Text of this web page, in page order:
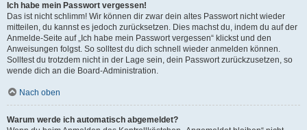
Ich habe mein Passwort vergessen!
Das ist nicht schlimm! Wir können dir zwar dein altes Passwort nicht wieder
mitteilen, du kannst es jedoch zurücksetzen. Dies machst du, indem du auf der
Anmelde-Seite auf „Ich habe mein Passwort vergessen“ klickst und den
Anweisungen folgst. So solltest du dich schnell wieder anmelden können.
Solltest du trotzdem nicht in der Lage sein, dein Passwort zurückzusetzen, so
wende dich an die Board-Administration.
Nach oben
Warum werde ich automatisch abgemeldet?